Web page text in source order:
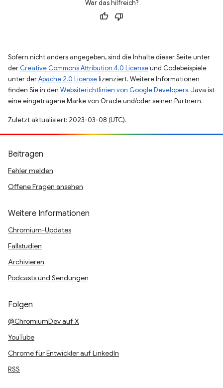
War das hilfreich?
Sofern nicht anders angegeben, sind die Inhalte dieser Seite unter
der Creative Commons Attribution 4.0 Licenseund Codebeispiele
unter derApache 2.0 Licenselizenziert. Weitere Informationen
finden Sie in den Websiterichtlinien von Google Developers. Java ist
eine eingetragene Marke von Oracle und/oder seinen Partnern.
Zuletzt aktualisiert: 2023-03-08 (UTC).
Beitragen
Fehler melden
Offene Fragen ansehen
Weitere Informationen
Chromium-Updates
Fallstudien
Archivieren
Podcasts und Sendungen
Folgen
@ChromiumDev auf X
YouTube
Chrome für Entwickler auf LinkedIn
RSS